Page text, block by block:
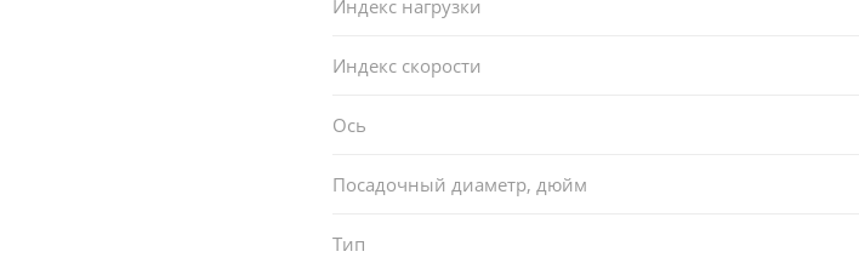
Индекс нагрузки
Индекс скорости
Ось
Посадочный диаметр, дюйм
Тип